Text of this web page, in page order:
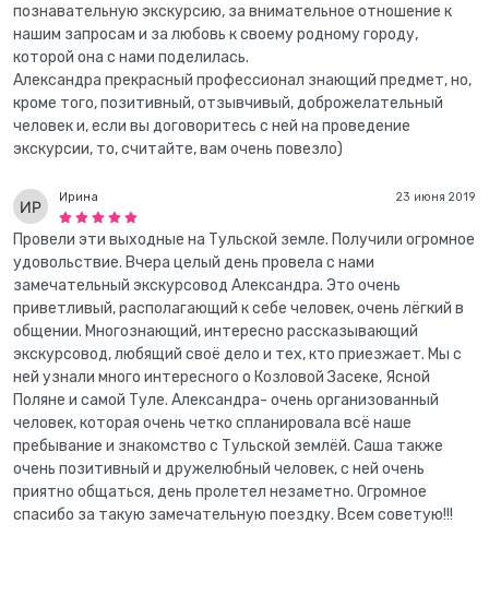
познавательную экскурсию, за внимательное отношение к
нашим запросам и за любовь к своему родному городу,
которой она с нами поделилась.
Александра прекрасный профессионал знающий предмет, но,
кроме того, позитивный, отзывчивый, доброжелательный
человек и, если вы договоритесь с ней на проведение
экскурсии, то, считайте, вам очень повезло)
23 июня 2019
Ирина
Провели эти выходные на Тульской земле. Получили огромное
удовольствие. Вчера целый день провела с нами
замечательный экскурсовод Александра. Это очень
приветливый, располагающий к себе человек, очень лёгкий в
общении. Многознающий, интересно рассказывающий
экскурсовод, любящий своё дело и тех, кто приезжает. Мы с
ней узнали много интересного о Козловой Засеке, Ясной
Поляне и самой Туле. Александра- очень организованный
человек, которая очень четко спланировала всё наше
пребывание и знакомство с Тульской землёй. Саша также
очень позитивный и дружелюбный человек, с ней очень
приятно общаться, день пролетел незаметно. Огромное
спасибо за такую замечательную поездку. Всем советую!!!